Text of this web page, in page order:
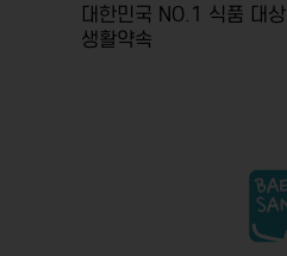
대한민국 NO.1 식품 대상
생활약속